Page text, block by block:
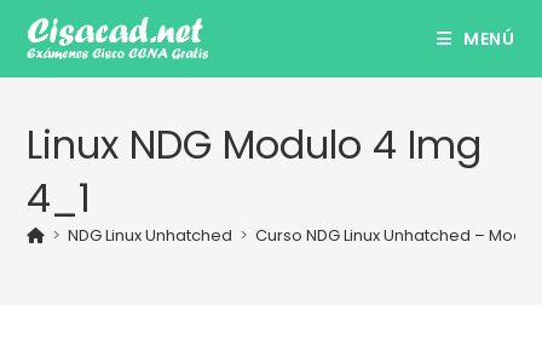
contenido
MENÚ
Linux NDG Modulo 4 Img
4_1
> NDG Linux Unhatched > Curso NDG Linux Unhatched –